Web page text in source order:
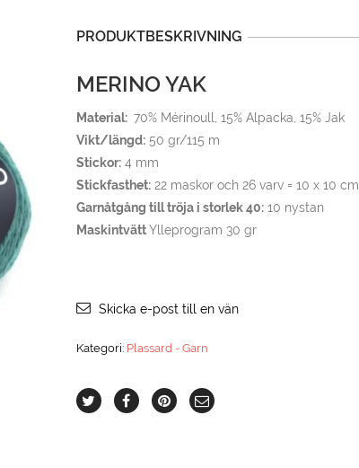
PRODUKTBESKRIVNING
MERINO YAK
Material: 70% Mérinoull, 15% Alpacka, 15% Jak
Vikt/längd:50 gr/115 m
Stickor:4 mm
Stickfasthet:22 maskor och 26 varv = 10 x 10 cm
Garnåtgång till tröja i storlek 40:10 nystan
MaskintvättYlleprogram 30 gr
Skicka e-post till en vän
Kategori: Plassard - Garn